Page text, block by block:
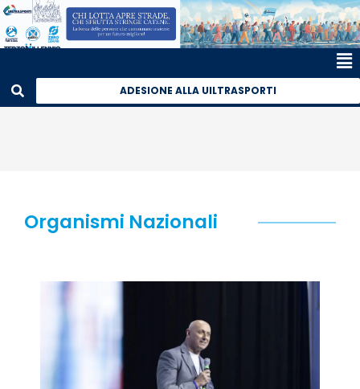
ADESIONE ALLA UILTRASPORTI
Organismi Nazionali